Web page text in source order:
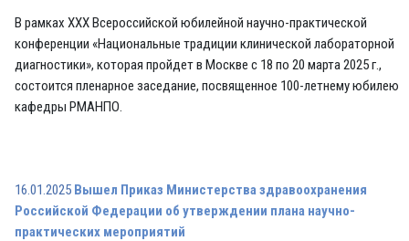
В рамках XXX Всероссийской юбилейной научно-практической
конференции «Национальные традиции клинической лабораторной
диагностики», которая пройдет в Москве с 18 по 20 марта 2025 г.,
состоится пленарное заседание, посвященное 100-летнему юбилею
кафедры РМАНПО.
16.01.2025 Вышел Приказ Министерства здравоохранения
Российской Федерации об утверждении плана научно-
практических мероприятий